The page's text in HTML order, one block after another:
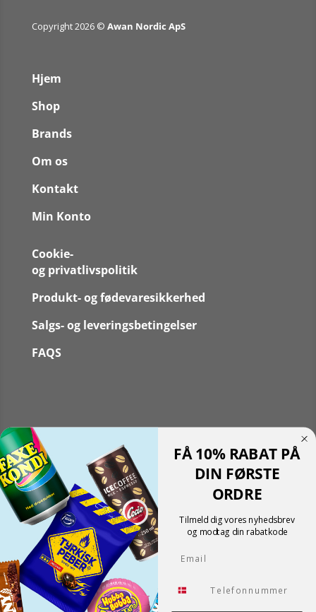
Copyright 2026 © Awan Nordic ApS
Hjem
Shop
Brands
Om os
Kontakt
Min Konto
Cookie-
og privatlivspolitik
Produkt- og fødevaresikkerhed
Salgs- og leveringsbetingelser
FAQS
Translate »
Powered by
Translate
Shopping cart0
Der er ingen produkter i kurven!
Fortsæt med at handle
FÅ 10% RABAT PÅ
DIN FØRSTE
ORDRE
Tilmeld dig vores nyhedsbrev
og modtag din rabatkode
Email
Tlf.